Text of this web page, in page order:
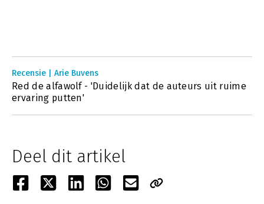
Recensie | Arie Buvens
Red de alfawolf - 'Duidelijk dat de auteurs uit ruime
ervaring putten'
Deel dit artikel